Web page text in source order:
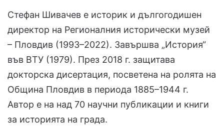
Стефан Шивачев е историк и дългогодишен
директор на Регионалния исторически музей
– Пловдив (1993–2022). Завършва „История“
във ВТУ (1979). През 2018 г. защитава
докторска дисертация, посветена на ролята на
Община Пловдив в периода 1885–1944 г.
Автор е на над 70 научни публикации и книги
за историята на града.